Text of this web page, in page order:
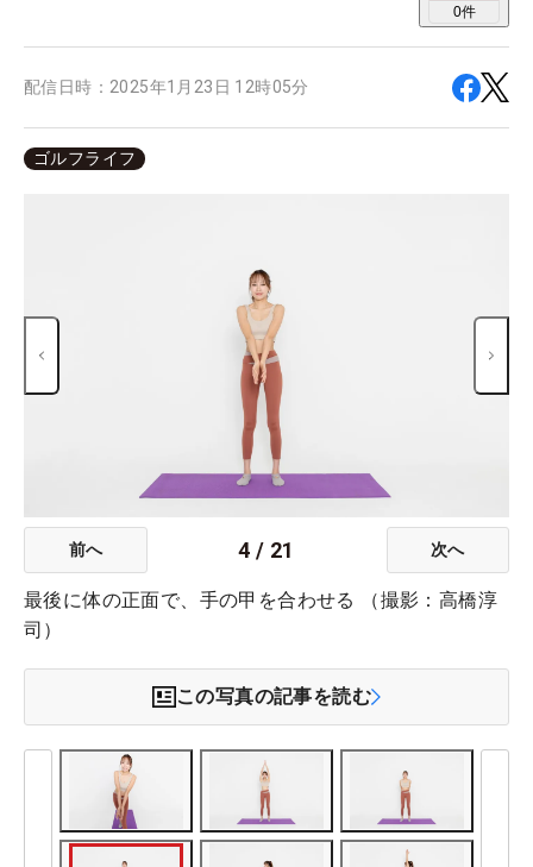
0件
配信日時： 2025年1月23日 12時05分
ゴルフライフ
前へ 4 / 21 次へ
最後に体の正面で、手の甲を合わせる （撮影：高橋淳
司）
この写真の記事を読む